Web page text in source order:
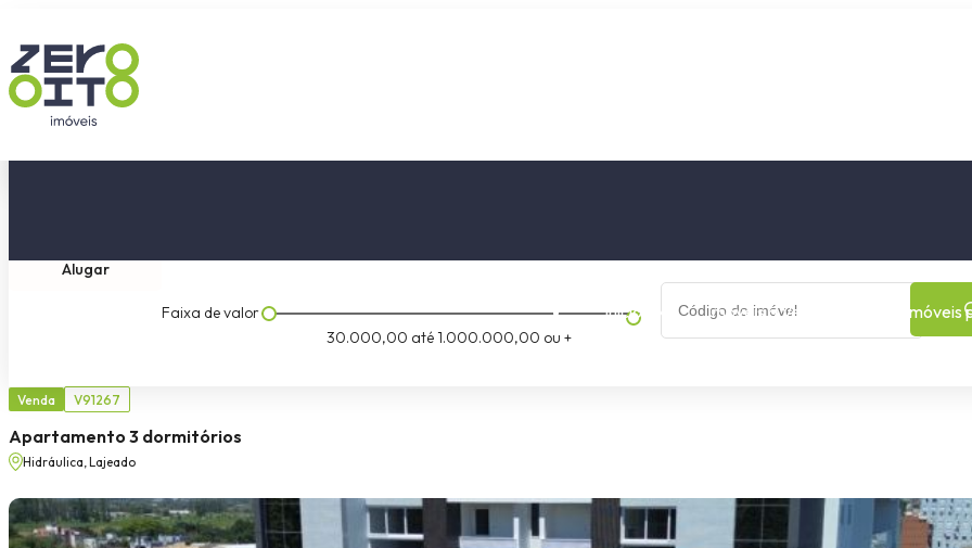
Início Imóveis a Venda Imóveis
Alugar
Faixa de valor
30.000,00 até1.000.000,00 ou +
Venda V91267
Apartamento 3 dormitórios
Hidráulica, Lajeado